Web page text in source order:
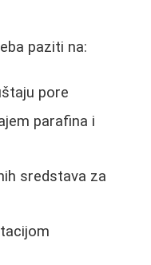
paziti na:
pore
parafina i
sredstava za